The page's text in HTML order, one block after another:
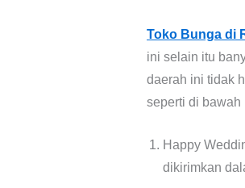
Toko Bunga di
ini selain itu
daerah ini tidak
seperti di bawah
Happy
dikirimkan